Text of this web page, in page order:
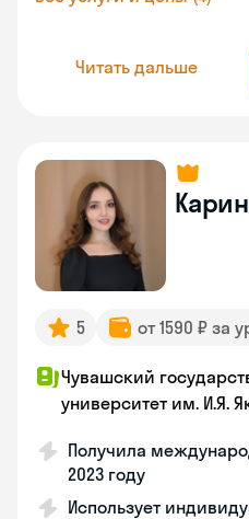
Читать дальше
5 от 1590 ₽ за
Чувашский
университет им. И.Я.
Получила
2023 году
Использует